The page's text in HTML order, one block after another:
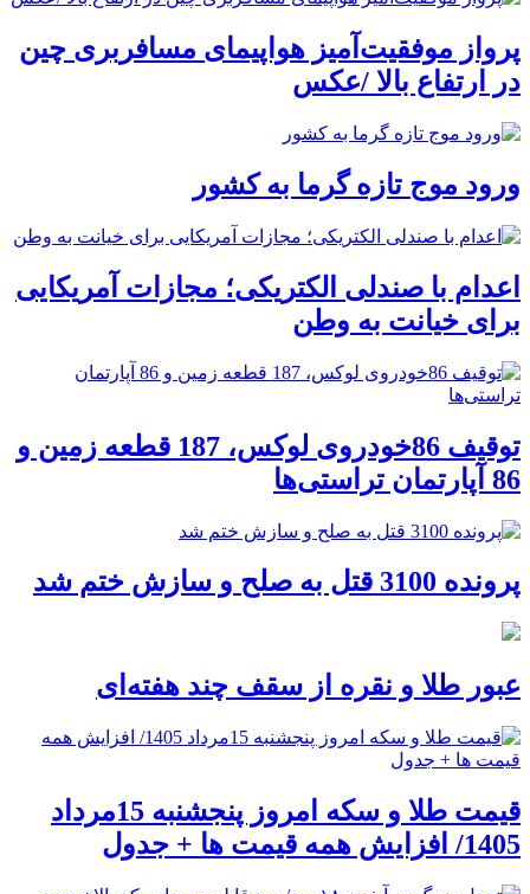
پرواز موفقیت‌آمیز هواپیمای مسافربری چین
در ارتفاع بالا /عکس
ورود موج تازه گرما به کشور
اعدام با صندلی الکتریکی؛ مجازات آمریکایی
برای خیانت به وطن
توقیف 86خودروی لوکس، 187 قطعه زمین و
86 آپارتمان تراستی‌ها
پرونده 3100 قتل به صلح و سازش ختم شد
عبور طلا و نقره از سقف چند هفته‌ای
قیمت طلا و سکه امروز پنجشنبه 15مرداد
1405/ افزایش همه قیمت ها + جدول